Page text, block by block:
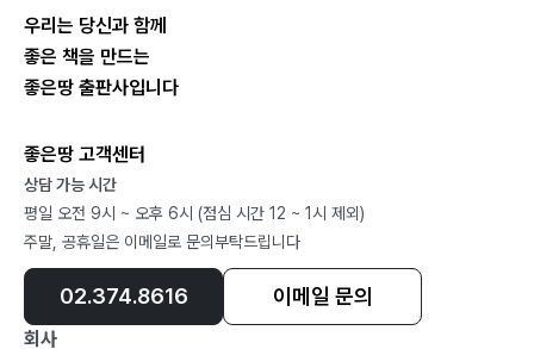
우리는 당신과 함께
좋은 책을 만드는
좋은땅 출판사입니다
좋은땅 고객센터
상담 가능 시간
평일 오전 9시 ~ 오후 6시 (점심 시간 12 ~ 1시 제외)
주말, 공휴일은 이메일로 문의부탁드립니다
02.374.8616 이메일 문의
회사